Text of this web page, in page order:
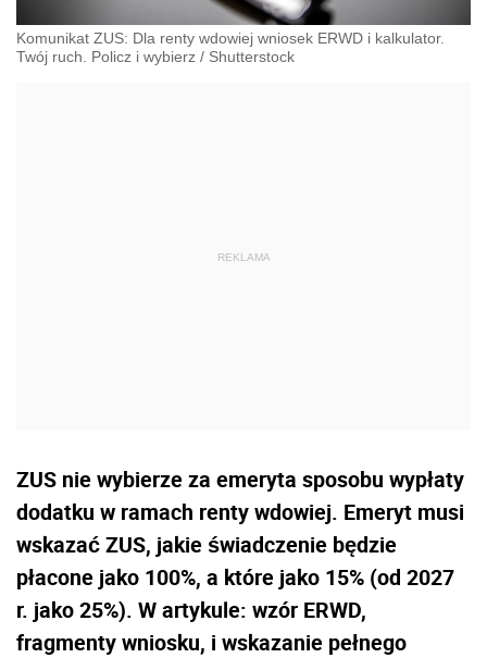
Komunikat ZUS: Dla renty wdowiej wniosek ERWD i kalkulator.
Twój ruch. Policz i wybierz / Shutterstock
ZUS nie wybierze za emeryta sposobu wypłaty
dodatku w ramach renty wdowiej. Emeryt musi
wskazać ZUS, jakie świadczenie będzie
płacone jako 100%, a które jako 15% (od 2027
r. jako 25%). W artykule: wzór ERWD,
fragmenty wniosku, i wskazanie pełnego